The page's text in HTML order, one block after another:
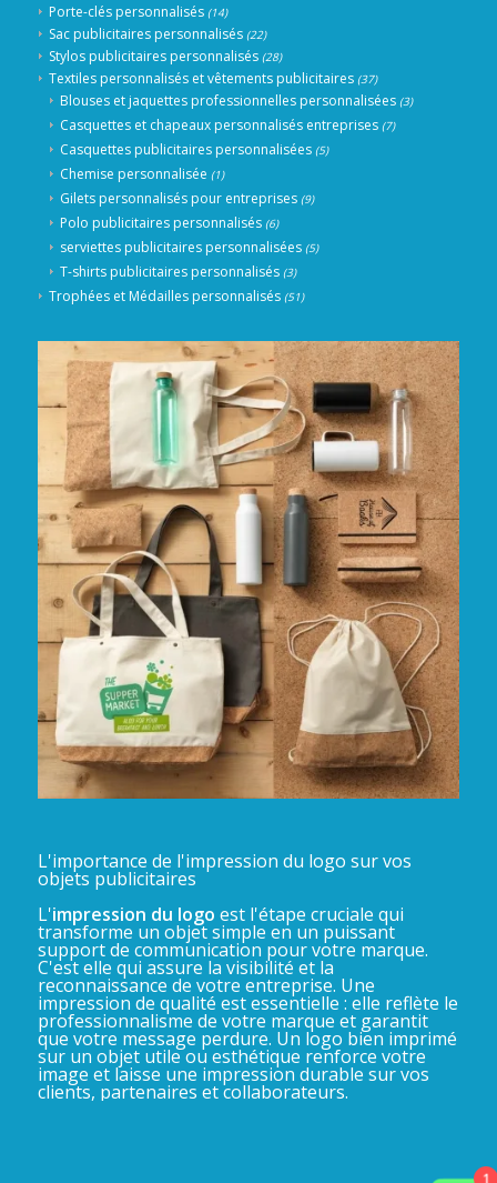
Porte-clés personnalisés (14)
Sac publicitaires personnalisés (22)
Stylos publicitaires personnalisés (28)
Textiles personnalisés et vêtements publicitaires (37)
Blouses et jaquettes professionnelles personnalisées (3)
Casquettes et chapeaux personnalisés entreprises (7)
Casquettes publicitaires personnalisées (5)
Chemise personnalisée (1)
Gilets personnalisés pour entreprises (9)
Polo publicitaires personnalisés (6)
serviettes publicitaires personnalisées (5)
T-shirts publicitaires personnalisés (3)
Trophées et Médailles personnalisés (51)
L'importance de l'impression du logo sur vos
objets publicitaires
L'impression du logo est l'étape cruciale qui
transforme un objet simple en un puissant
support de communication pour votre marque.
C'est elle qui assure la visibilité et la
reconnaissance de votre entreprise. Une
impression de qualité est essentielle : elle reflète le
professionnalisme de votre marque et garantit
que votre message perdure. Un logo bien imprimé
sur un objet utile ou esthétique renforce votre
image et laisse une impression durable sur vos
clients, partenaires et collaborateurs.
1